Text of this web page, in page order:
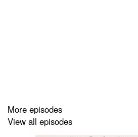
🧑‍🍳 人物
Pol Martin → 波爾‧馬丁（加拿大著
More episodes
View all episodes